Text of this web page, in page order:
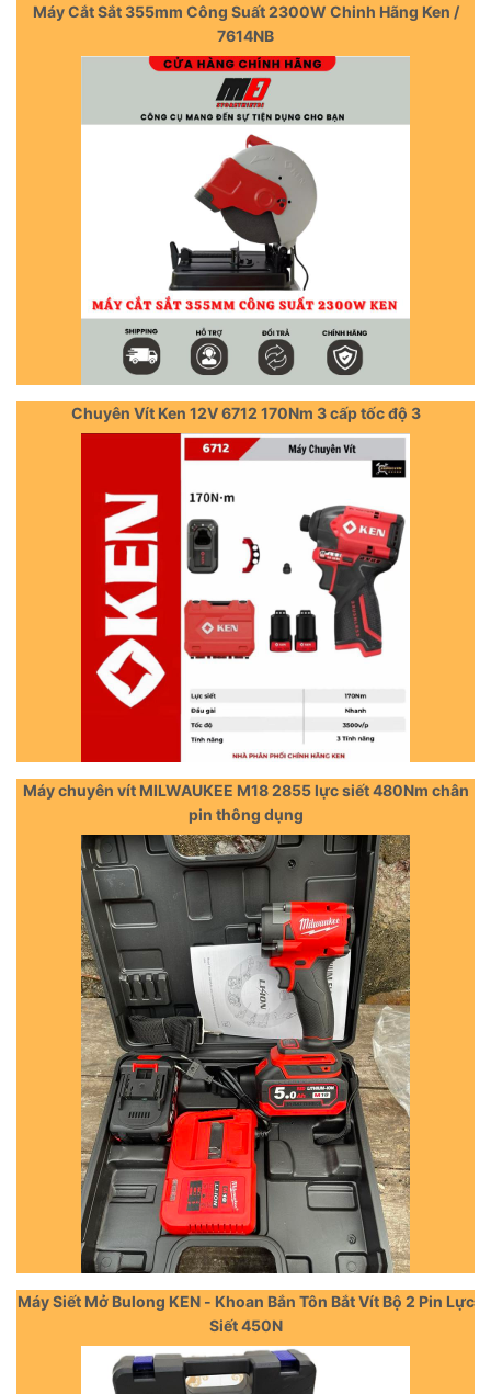
Máy Cắt Sắt 355mm Công Suất 2300W Chinh Hãng Ken /
7614NB
Chuyên Vít Ken 12V 6712 170Nm 3 cấp tốc độ 3
Máy chuyên vít MILWAUKEE M18 2855 lực siết 480Nm chân
pin thông dụng
Máy Siết Mở Bulong KEN - Khoan Bắn Tôn Bắt Vít Bộ 2 Pin Lực
Siết 450N